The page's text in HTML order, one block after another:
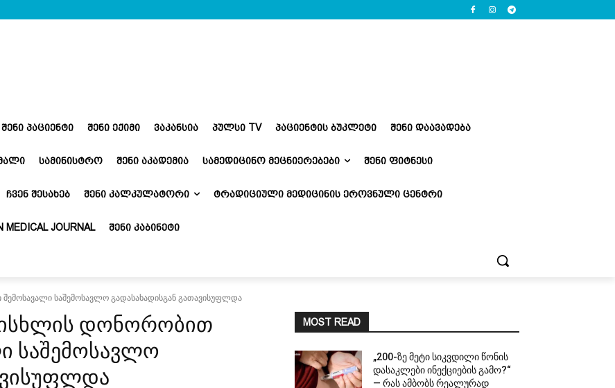
ᲨᲔᲜᲘ ᲞᲐᲪᲘᲔᲜᲢᲘ ᲨᲔᲜᲘ ᲔᲥᲘᲛᲘ ᲕᲐᲙᲐᲜᲡᲘᲐ ᲞᲣᲚᲡᲘ TV ᲞᲐᲪᲘᲔᲜᲢᲘᲡ ᲑᲣᲙᲚᲔᲢᲘ ᲨᲔᲜᲘ ᲓᲐᲐᲕᲐᲓᲔᲑᲐ
ᲡᲐᲛᲘᲜᲘᲡᲢᲠᲝ ᲨᲔᲜᲘ ᲐᲙᲐᲓᲔᲛᲘᲐ ᲡᲐᲛᲔᲓᲘᲪᲘᲜᲝ ᲛᲔᲪᲜᲘᲔᲠᲔᲑᲔᲑᲘ ᲨᲔᲜᲘ ᲤᲘᲢᲜᲔᲡᲘ
ᲩᲕᲔᲜ ᲨᲔᲡᲐᲮᲔᲑ ᲨᲔᲜᲘ ᲙᲐᲚᲙᲣᲚᲐᲢᲝᲠᲘ ᲢᲠᲐᲓᲘᲪᲘᲣᲚᲘ ᲛᲔᲓᲘᲪᲘᲜᲘᲡ ᲔᲠᲝᲕᲜᲣᲚᲘ ᲪᲔᲜᲢᲠᲘ
MEDICAL JOURNAL ᲨᲔᲜᲘ ᲙᲐᲑᲘᲜᲔᲢᲘ
საშემოსავლო გადასახადისგან გათავისუფლდა
დონორობით
საშემოსავლო
MOST READ
„200-ზე მეტი სიკვდილი წონის
დასაკლები ინექციების გამო?“
— რას ამბობს რეალურად